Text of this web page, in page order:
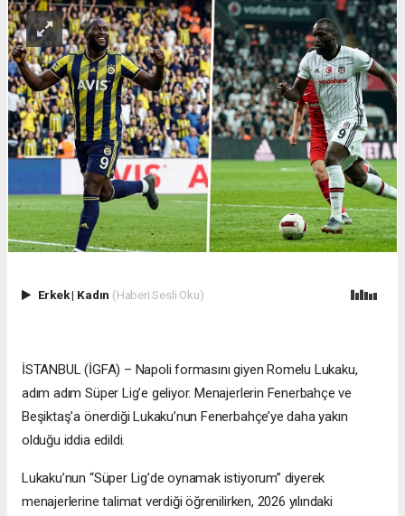
Erkek| Kadın (Haberi Sesli Oku)
İSTANBUL (İGFA) – Napoli formasını giyen Romelu Lukaku,
adım adım Süper Lig’e geliyor. Menajerlerin Fenerbahçe ve
Beşiktaş’a önerdiği Lukaku’nun Fenerbahçe’ye daha yakın
olduğu iddia edildi.
Lukaku’nun “Süper Lig’de oynamak istiyorum” diyerek
menajerlerine talimat verdiği öğrenilirken, 2026 yılındaki